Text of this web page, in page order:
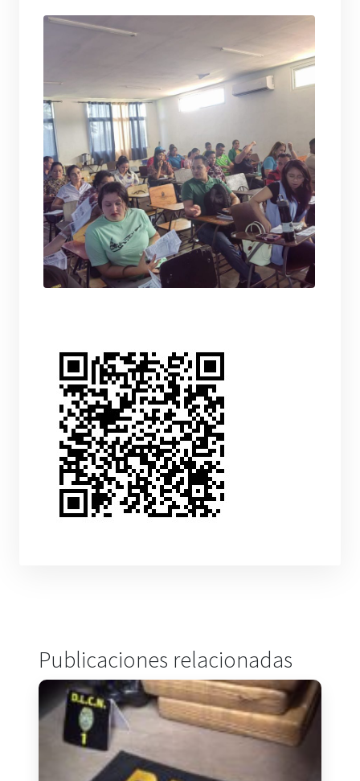
Publicaciones relacionadas